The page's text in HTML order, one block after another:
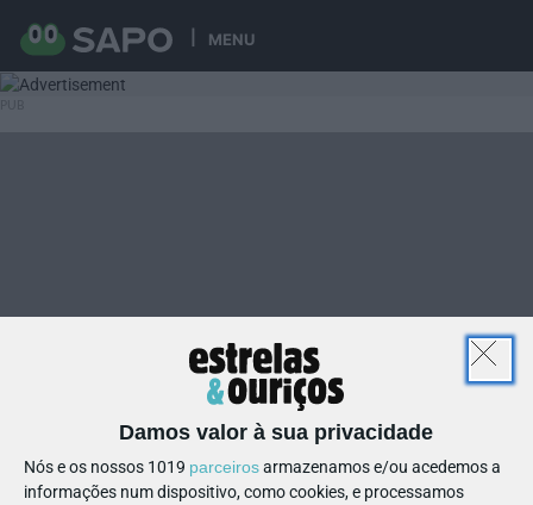
MENU
Damos valor à sua privacidade
Nós e os nossos 1019 parceirosarmazenamos e/ou acedemos a
informações num dispositivo, como cookies, e processamos